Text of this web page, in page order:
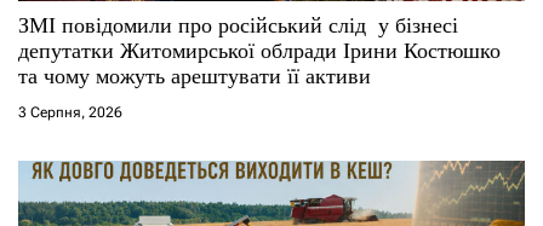
ЗМІ повідомили про російський слід у бізнесі
депутатки Житомирської облради Ірини Костюшко
та чому можуть арештувати її активи
3 Серпня, 2026